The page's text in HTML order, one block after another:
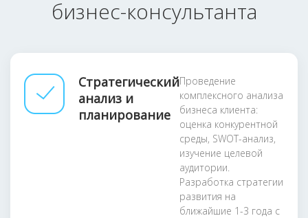
бизнес-консультанта
Стратегический
анализ и
планирование
Проведение
комплексного анализа
бизнеса клиента:
оценка конкурентной
среды, SWOT-анализ,
изучение целевой
аудитории.
Разработка стратегии
развития на
ближайшие 1-3 года с